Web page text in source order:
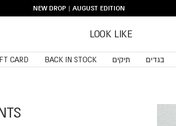
NEW DROP | AUGUST EDITION
LOOK LIKE
בגדים תיקים BACK IN STOCK
CARD